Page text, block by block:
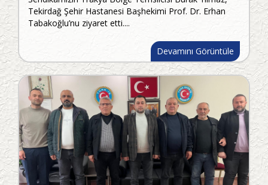
Tekirdağ Şehir Hastanesi Başhekimi Prof. Dr. Erhan
Tabakoğlu’nu ziyaret etti....
Devamını Görüntüle